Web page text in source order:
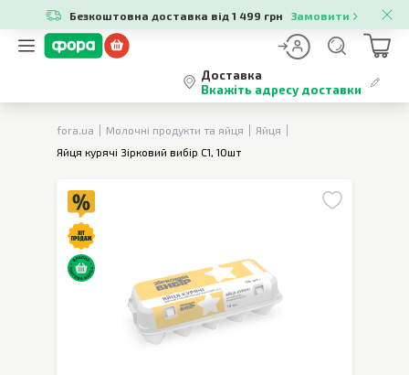
Безкоштовна доставка від 1 499 грн Замовити
Доставка
Вкажіть адресу доставки
fora.ua Молочні продукти та яйця
Яйця
Яйця курячі Зірковий вибір С1, 10шт